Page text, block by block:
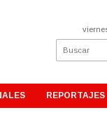
REPORTAJES